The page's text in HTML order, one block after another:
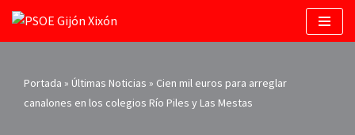
Saltar
contenido
Portada » Últimas Noticias » Cien mil euros para arreglar
canalones en los colegios Río Piles y Las Mestas